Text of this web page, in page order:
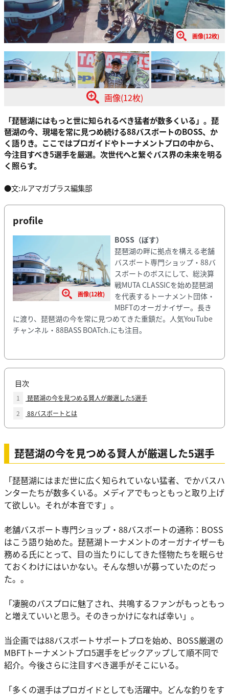
画像(12枚)
画像(12枚)
「琵琶湖にはもっと世に知られるべき猛者が数多くいる」。琵
琶湖の今、現場を常に見つめ続ける88バスボートのBOSS、か
く語りき。ここではプロガイドやトーナメントプロの中から、
今注目すべき5選手を厳選。次世代へと繋ぐバス界の未来を明る
く照らす。
●文:ルアマガプラス編集部
profile
画像(12枚)
BOSS（ぼす）
琵琶湖の畔に拠点を構える老舗
バスボート専門ショップ・88バ
スボートのボスにして、総決算
戦MUTA CLASSICを始め琵琶湖
を代表するトーナメント団体・
MBFTのオーガナイザー。長き
に渡り、琵琶湖の今を常に見つめてきた重鎮だ。人気YouTube
チャンネル・88BASS BOATch.にも注目。
目次
1
琵琶湖の今を見つめる賢人が厳選した5選手
2
88バスボートとは
琵琶湖の今を見つめる賢人が厳選した5選手
「琵琶湖にはまだ世に広く知られていない猛者、でかバスハ
ンターたちが数多くいる。メディアでもっともっと取り上げ
て欲しい。それが本音です」。
老舗バスボート専門ショップ・88バスボートの通称：BOSS
はこう語り始めた。琵琶湖トーナメントのオーガナイザーも
務める氏にとって、目の当たりにしてきた怪物たちを眠らせ
ておくわけにはいかない。そんな想いが募っていたのだっ
た。。
「凄腕のバスプロに魅了され、共鳴するファンがもっともっ
と増えていいと思う。そのきっかけになれば幸い」。
当企画では88バスボートサポートプロを始め、BOSS厳選の
MBFTトーナメントプロ5選手をピックアップして順不同で
紹介。今後さらに注目すべき選手がそこにいる。
「多くの選手はプロガイドとしても活躍中。どんな釣りをす